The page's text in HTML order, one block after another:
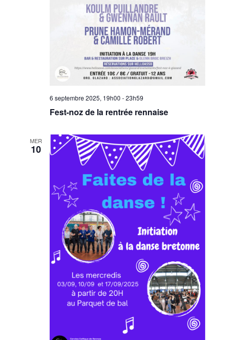
6 septembre 2025, 19h00 -23h59
Fest-noz de la rentrée rennaise
MER
10